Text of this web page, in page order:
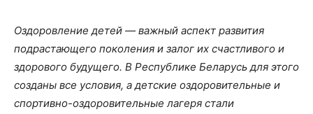
Оздоровление детей — важный аспект развития
подрастающего поколения и залог их счастливого и
здорового будущего. В Республике Беларусь для этого
созданы все условия, а детские оздоровительные и
спортивно-оздоровительные лагеря стали